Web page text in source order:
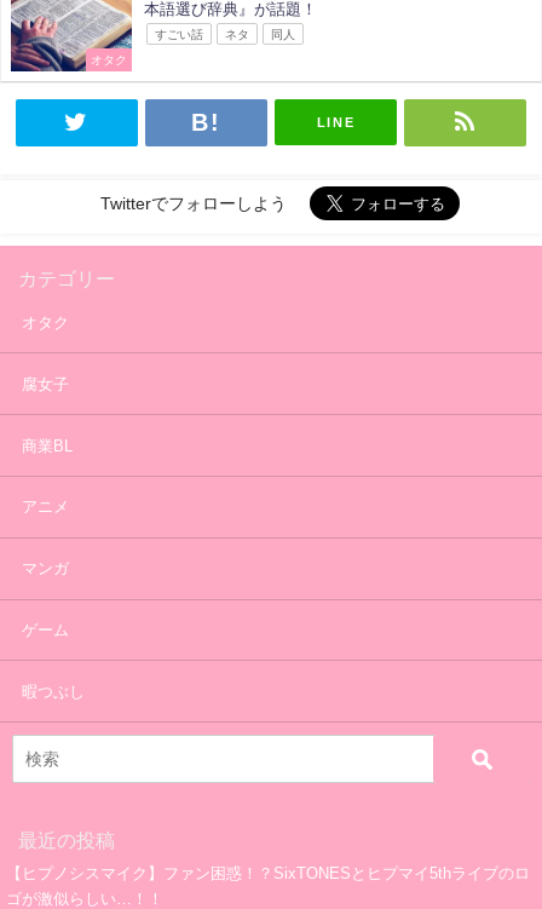
オタク
本語選び辞典』が話題！
すごい話 ネタ 同人
LINE
Twitterでフォローしよう
カテゴリー
オタク
腐女子
商業BL
アニメ
マンガ
ゲーム
暇つぶし
最近の投稿
【ヒプノシスマイク】ファン困惑！？SixTONESとヒプマイ5thライブのロ
ゴが激似らしい…！！